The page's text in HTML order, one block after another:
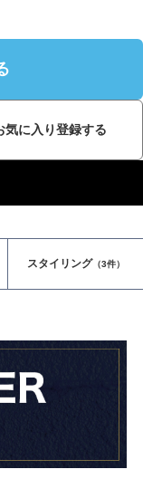
気に入り登録する
スタイリング（3件）